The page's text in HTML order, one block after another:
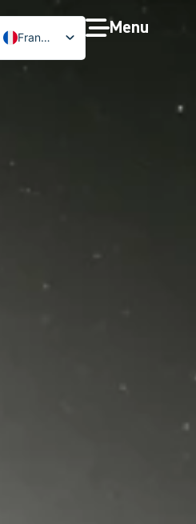
Français
Menu